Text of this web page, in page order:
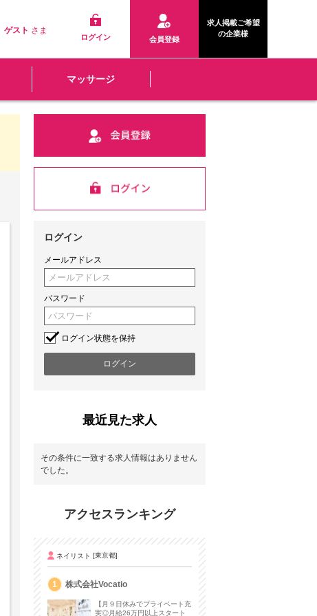
ゲスト さま
ログイン 会員登録
求人掲載ご希望
の企業様
マッサージ
ログイン
メールアドレス
パスワード
ログイン状態を保持
最近見た求人
その条件に一致する求人情報はありません
でした。
アクセスランキング
ネイリスト [東京都]
1 株式会社Vocatio
【月９日休みでプライベート充
実◎月給26万円以上スタート